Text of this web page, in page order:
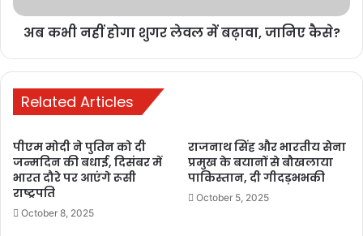
strangled himself with a dupatta. His body was found at his
house.
पत्थर मारने या फिर कोड़े मारने की
सजा( Punishment for stoning
or whipping )
हाल के दिनों में अफगानिस्तान में महिलाओं के अपने घरों से भाग जाने की कई
घटनाएं हुई हैं। तालिबान अधिकारियों ने इन लोगों को पत्थर मारकर या सार्वजनिक
अब कभी नहीं होगा शुगर लेवल में बढ़ावा, जानिए कैसे?
Related Articles
पीएम मोदी ने पुतिन को दी
जन्मदिन की बधाई, दिसंबर में
भारत दौरे पर आएंगे रूसी
राष्ट्रपति
October 8, 2025
राजनाथ सिंह और भारतीय सेना
प्रमुख के बयानों से बौखलाया
पाकिस्तान, दी गीदड़भभकी
October 5, 2025